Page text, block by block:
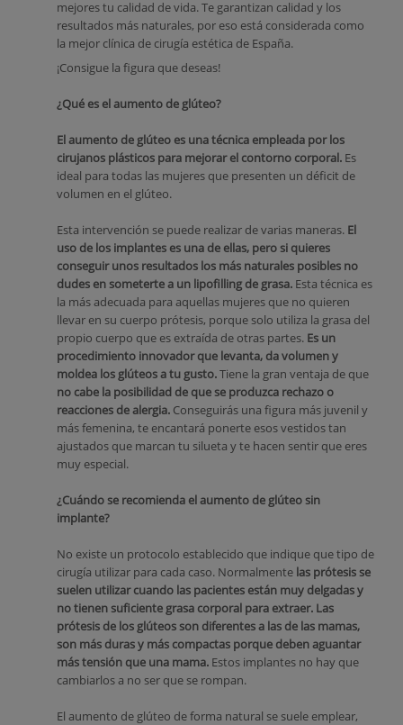
mejores tu calidad de vida. Te garantizan calidad y los
resultados más naturales, por eso está considerada como
la mejor clínica de cirugía estética de España.
¡Consigue la figura que deseas!
¿Qué es el aumento de glúteo?
El aumento de glúteo es una técnica empleada por los
cirujanos plásticos para mejorar el contorno corporal. Es
ideal para todas las mujeres que presenten un déficit de
volumen en el glúteo.
Esta intervención se puede realizar de varias maneras. El
uso de los implantes es una de ellas, pero si quieres
conseguir unos resultados los más naturales posibles no
dudes en someterte a un lipofilling de grasa. Esta técnica es
la más adecuada para aquellas mujeres que no quieren
llevar en su cuerpo prótesis, porque solo utiliza la grasa del
propio cuerpo que es extraída de otras partes. Es un
procedimiento innovador que levanta, da volumen y
moldea los glúteos a tu gusto.Tiene la gran ventaja de que
no cabe la posibilidad de que se produzca rechazo o
reacciones de alergia. Conseguirás una figura más juvenil y
más femenina, te encantará ponerte esos vestidos tan
ajustados que marcan tu silueta y te hacen sentir que eres
muy especial.
¿Cuándo se recomienda el aumento de glúteo sin
implante?
No existe un protocolo establecido que indique que tipo de
cirugía utilizar para cada caso. Normalmente las prótesis se
suelen utilizar cuando las pacientes están muy delgadas y
no tienen suficiente grasa corporal para extraer. Las
prótesis de los glúteos son diferentes a las de las mamas,
son más duras y más compactas porque deben aguantar
más tensión que una mama. Estos implantes no hay que
cambiarlos a no ser que se rompan.
El aumento de glúteo de forma natural se suele emplear,